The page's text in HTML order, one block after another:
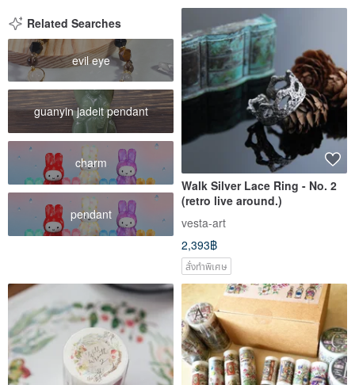
Related Searches
evil eye
guanyin jadeit pendant
charm
pendant
Walk Silver Lace Ring - No. 2
(retro live around.)
vesta-art
2,393฿
สั่งทำพิเศษ